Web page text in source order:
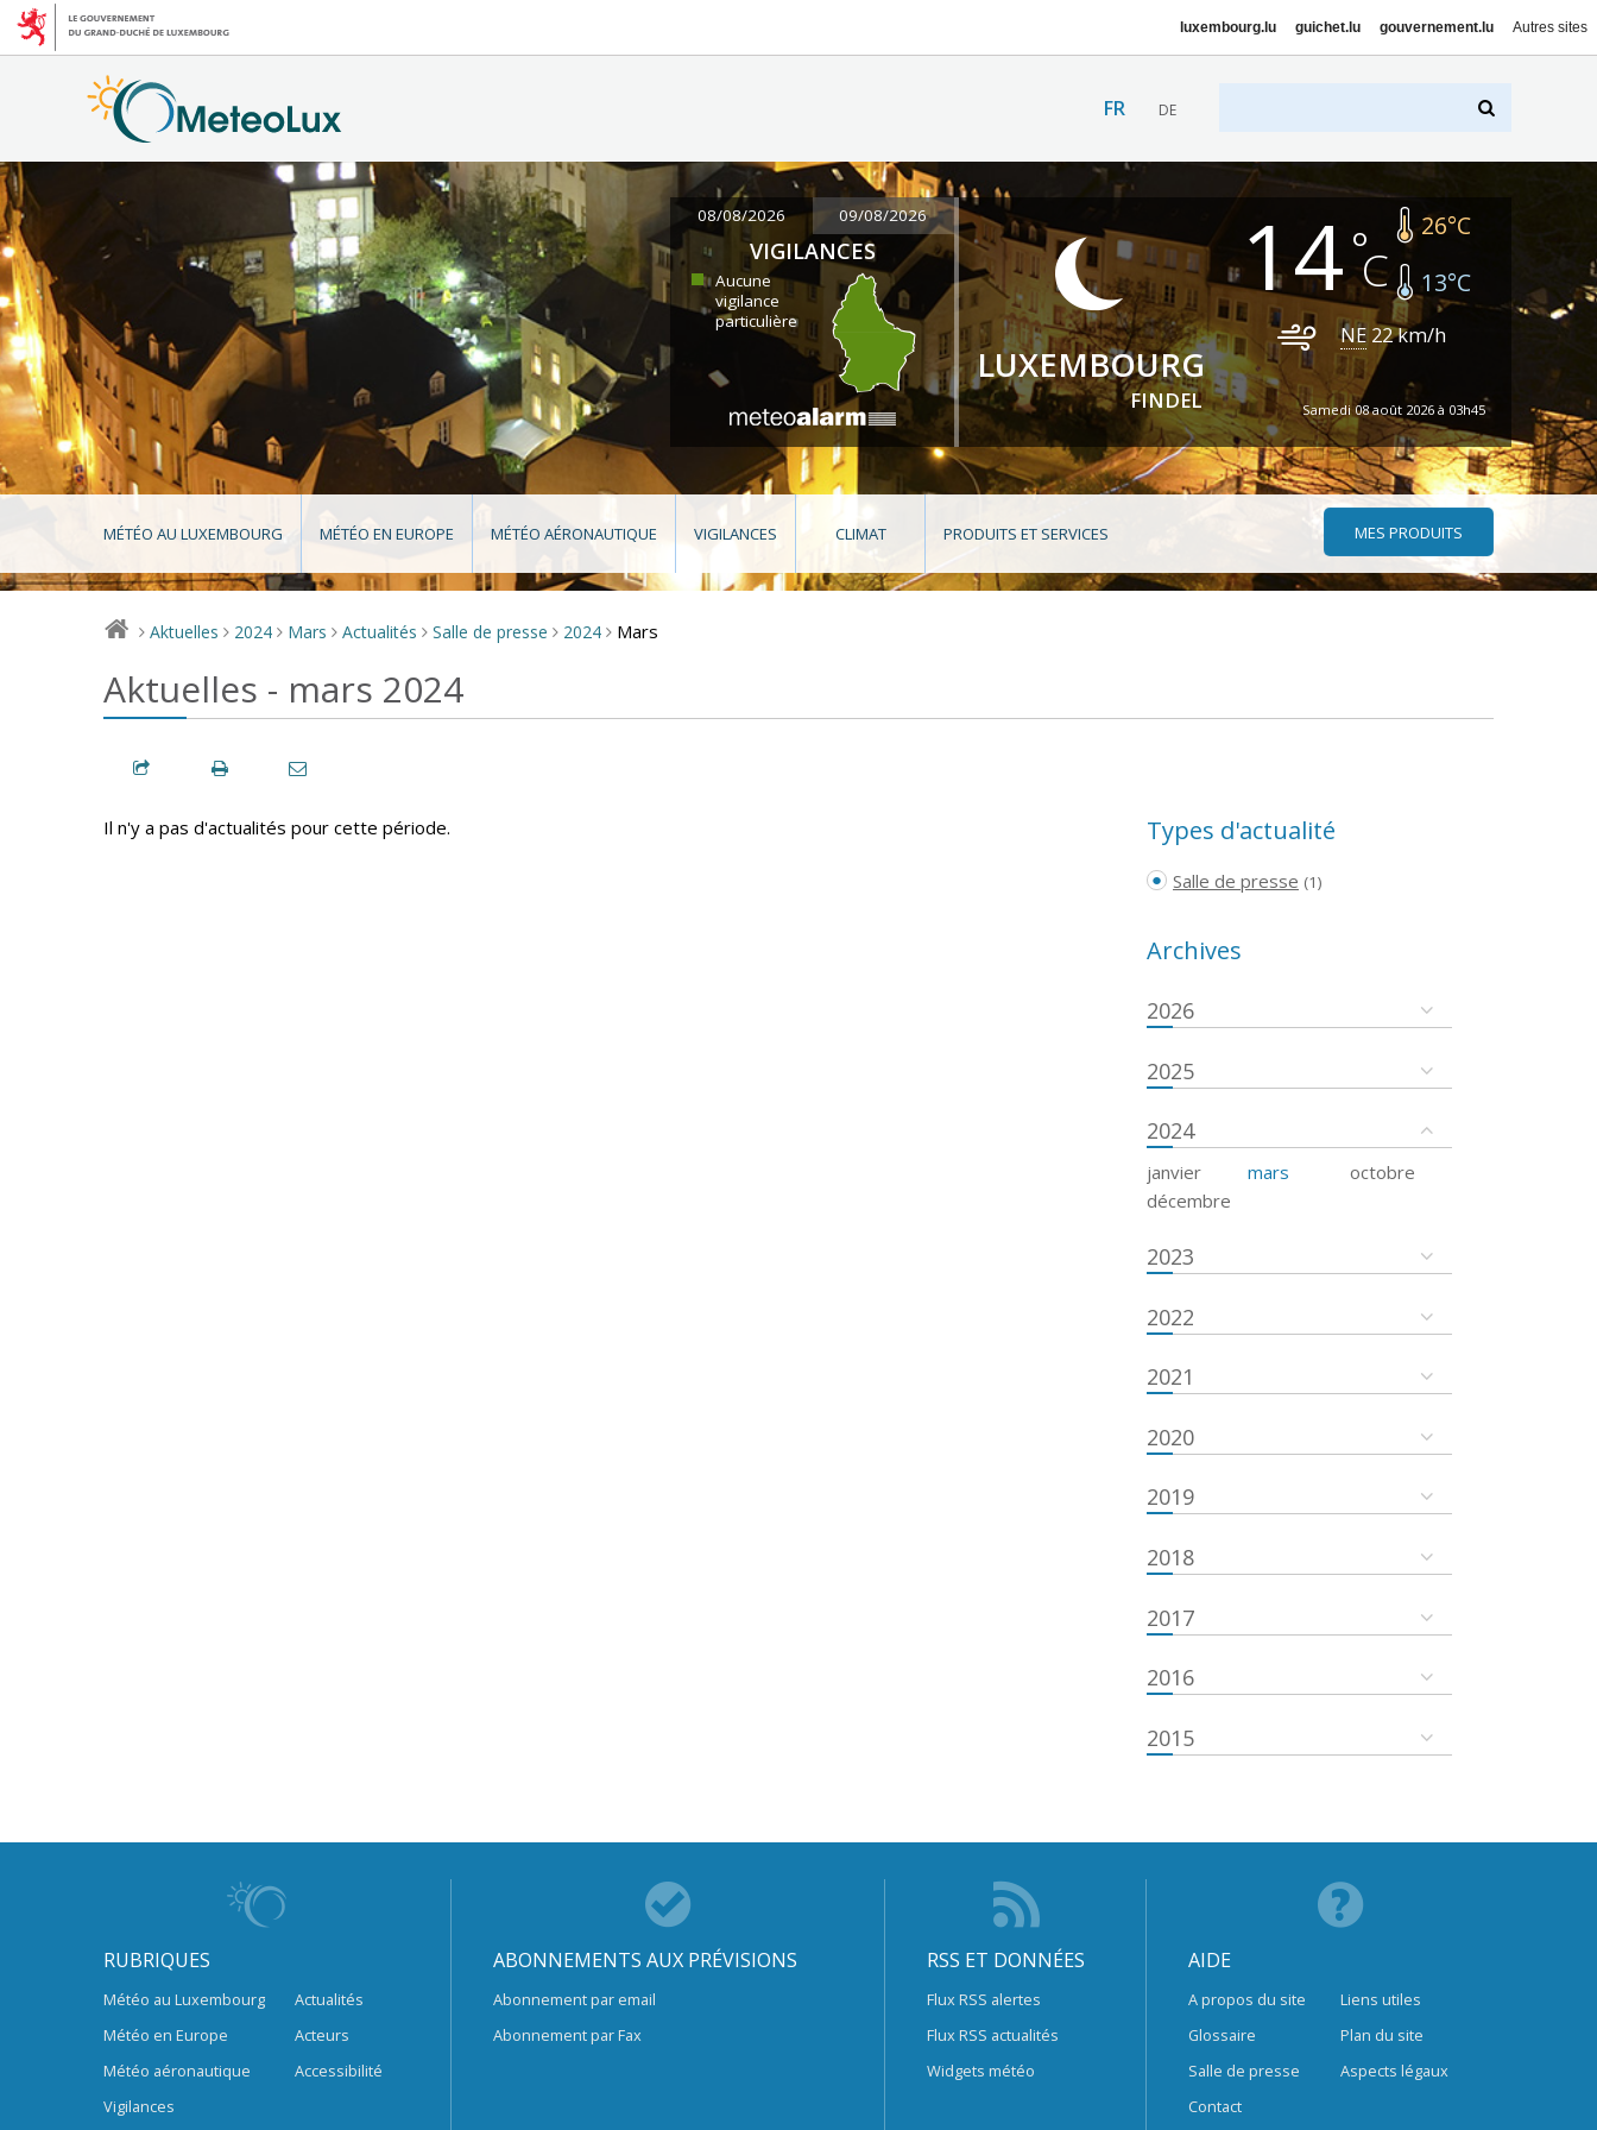
luxembourg.lu guichet.lu gouvernement.lu Autres sites
FR DE
08/08/2026 09/08/2026
VIGILANCES
Aucune
vigilance
particulière
LUXEMBOURG
FINDEL
14 26°C
13°C
NE 22km/h
Samedi 08 août 2026 à 03h45
MÉTÉO AU LUXEMBOURG MÉTÉO EN EUROPE MÉTÉO AÉRONAUTIQUE VIGILANCES CLIMAT PRODUITS ET SERVICES MES PRODUITS
> Aktuelles > 2024 > Mars > Actualités > Salle de presse > 2024 > Mars
Aktuelles - mars 2024
Il n'y a pas d'actualités pour cette période. Types d'actualité
Salle de presse (1)
Archives
2026
2025
2024
janvier mars
octobre
décembre
2023
2022
2021
2020
2019
2018
2017
2016
2015
RUBRIQUES
Météo au Luxembourg
Météo en Europe
Météo aéronautique
Vigilances
Actualités
Acteurs
Accessibilité
ABONNEMENTS AUX PRÉVISIONS
Abonnement par email
Abonnement par Fax
RSS ET DONNÉES
Flux RSS alertes
Flux RSS actualités
Widgets météo
AIDE
A propos du site
Glossaire
Salle de presse
Contact
Liens utiles
Plan du site
Aspects légaux